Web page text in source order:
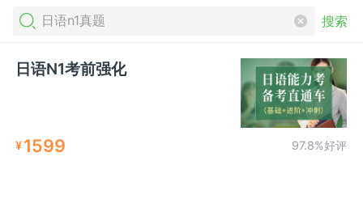
搜索
日语N1考前强化
¥1599 97.8%好评